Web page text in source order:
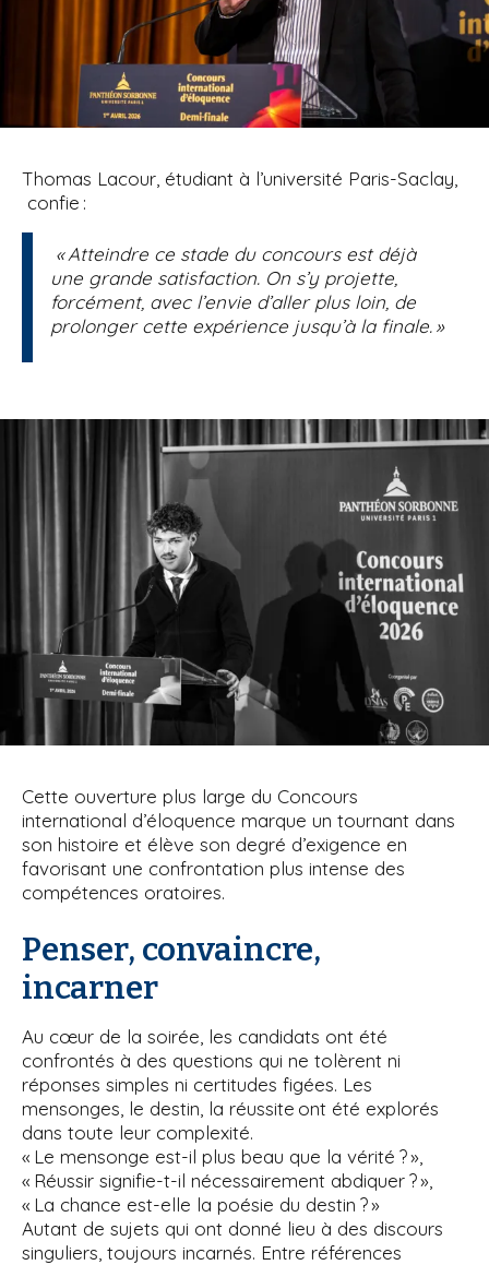
Thomas Lacour, étudiant à l’université Paris-Saclay,
confie :
« Atteindre ce stade du concours est déjà
une grande satisfaction. On s’y projette,
forcément, avec l’envie d’aller plus loin, de
prolonger cette expérience jusqu’à la finale. »
Cette ouverture plus large du Concours
international d’éloquence marque un tournant dans
son histoire et élève son degré d’exigence en
favorisant une confrontation plus intense des
compétences oratoires.
Penser, convaincre,
incarner
Au cœur de la soirée, les candidats ont été
confrontés à des questions qui ne tolèrent ni
réponses simples ni certitudes figées. Les
mensonges, le destin, la réussite ont été explorés
dans toute leur complexité.
« Le mensonge est-il plus beau que la vérité ? »,
« Réussir signifie-t-il nécessairement abdiquer ? »,
« La chance est-elle la poésie du destin ? »
Autant de sujets qui ont donné lieu à des discours
singuliers, toujours incarnés. Entre références